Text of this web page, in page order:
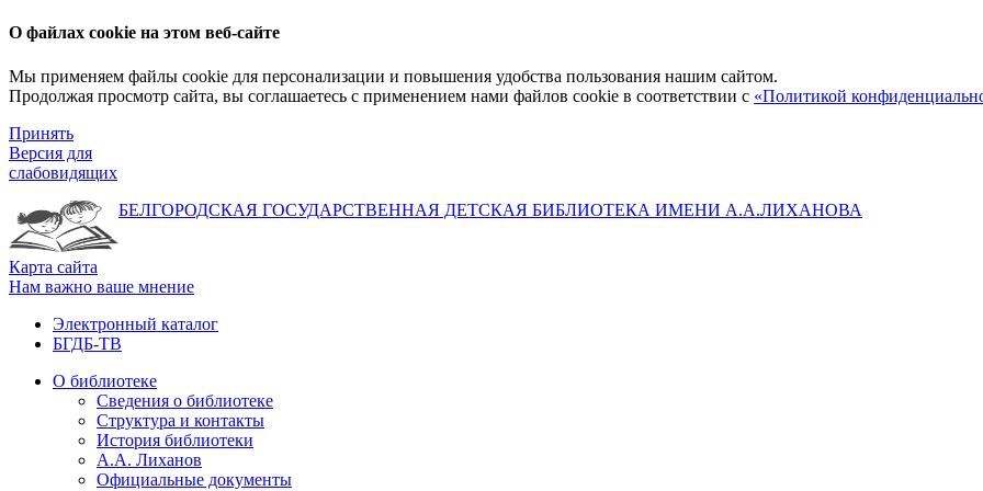
О файлах cookie на этом веб-сайте
Мы применяем файлы cookie для персонализации и повышения удобства пользования нашим сайтом.
Продолжая просмотр сайта, вы соглашаетесь с применением нами файлов cookie в соответствии с «Политикой
Принять
Версия для
слабовидящих
БЕЛГОРОДСКАЯ ГОСУДАРСТВЕННАЯ ДЕТСКАЯ БИБЛИОТЕКА ИМЕНИ А.А.ЛИХАНОВА
Карта сайта
Нам важно ваше мнение
Электронный каталог
БГДБ-ТВ
О библиотеке
Сведения о библиотеке
Структура и контакты
История библиотеки
А.А. Лиханов
Официальные документы